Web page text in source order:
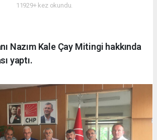
11929+ kez okundu.
Nazım Kale Çay Mitingi hakkında
yaptı.